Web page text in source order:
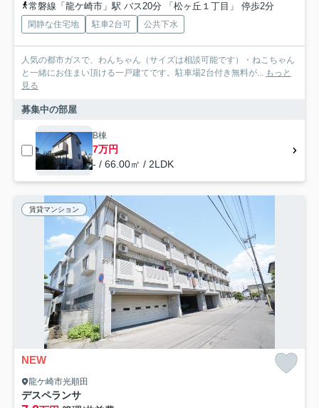
常磐線「龍ケ崎市」駅 バス20分 「松ヶ丘１丁目」 停歩2分
閑静な住宅地 駐車2台可 公共下水
人気の都市ガスで、わんちゃん（サイズは相談可能です）・ねこちゃん
と一緒にお住まい頂ける一戸建てです。駐車場2台付き無料が... もっと
見る
募集中の部屋
B棟
7万円
- / 66.00㎡ / 2LDK
賃貸マンション
NEW
龍ケ崎市光順田
デスペランサ